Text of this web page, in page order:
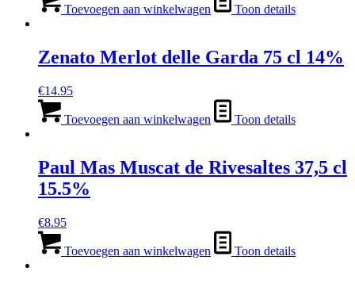
Toevoegen aan winkelwagen Toon details
Zenato Merlot delle Garda 75 cl 14%
€14.95
Toevoegen aan winkelwagen Toon details
Paul Mas Muscat de Rivesaltes 37,5 cl
15.5%
€8.95
Toevoegen aan winkelwagen Toon details